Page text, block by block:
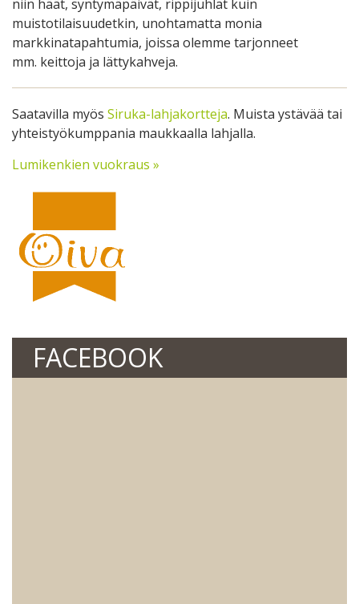
niin häät, syntymäpäivät, rippijuhlat kuin
muistotilaisuudetkin, unohtamatta monia
markkinatapahtumia, joissa olemme tarjonneet
mm. keittoja ja lättykahveja.
Saatavilla myös Siruka-lahjakortteja. Muista ystävää tai
yhteistyökumppania maukkaalla lahjalla.
Lumikenkien vuokraus »
FACEBOOK